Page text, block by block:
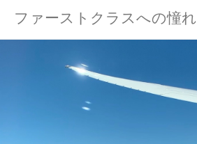
ファーストクラスへの憧れ